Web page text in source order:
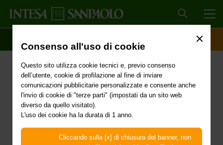
Consenso all'uso di cookie
Questo sito utilizza cookie tecnici e, previo consenso
dell’utente, cookie di profilazione al fine di inviare
comunicazioni pubblicitarie personalizzate e consente anche
l'invio di cookie di "terze parti" (impostati da un sito web
diverso da quello visitato).
L'uso dei cookie ha la durata di 1 anno.
Cliccando sulla [x] di chiusura del banner, non
Piani di Sostituzione
Il 10 gennaio 2024 è entrato in vigore l’art. 3, del
Decreto legislativo n. 207 del 07/12/2023 che, tra le
altre cose, ha introdotto il nuovo art. 118-bis nel D.
Lgs n. 385/1993 (c.d. Testo Unico Bancario). Le
citate novità normative disciplinano le modalità
attraverso cui le banche debbono pubblicare e